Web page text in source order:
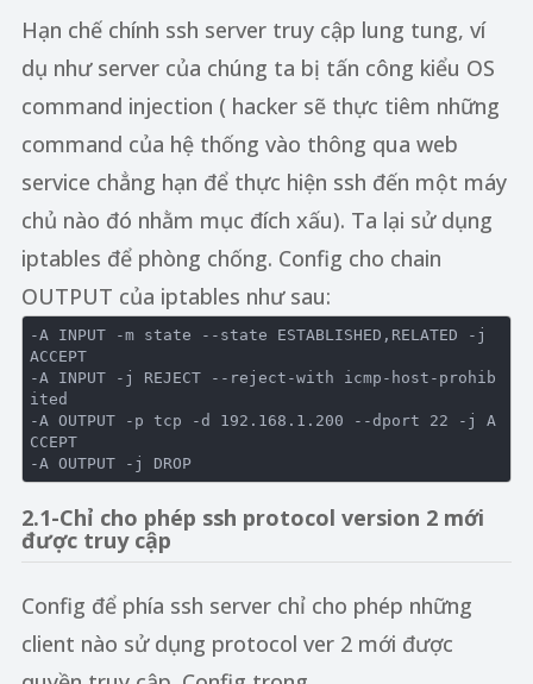
Hạn chế chính ssh server truy cập lung tung, ví
dụ như server của chúng ta bị tấn công kiểu OS
command injection ( hacker sẽ thực tiêm những
command của hệ thống vào thông qua web
service chẳng hạn để thực hiện ssh đến một máy
chủ nào đó nhằm mục đích xấu). Ta lại sử dụng
iptables để phòng chống. Config cho chain
OUTPUT của iptables như sau:
-A INPUT -m state --state ESTABLISHED,RELATED -j
ACCEPT
-A INPUT -j REJECT --reject-with icmp-host-prohib
ited
-A OUTPUT -p tcp -d 192.168.1.200 --dport 22 -j A
CCEPT
-A OUTPUT -j DROP
2.1-Chỉ cho phép ssh protocol version 2 mới
được truy cập
Config để phía ssh server chỉ cho phép những
client nào sử dụng protocol ver 2 mới được